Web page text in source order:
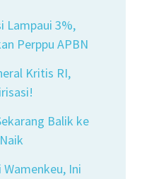
Lampaui 3%,
Perppu APBN
Kritis RI,
Balik ke
Ini